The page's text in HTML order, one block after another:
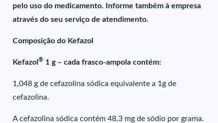
pelo uso do medicamento. Informe também à empresa
através do seu serviço de atendimento.
Composição do Kefazol
Kefazol® 1 g – cada frasco-ampola contém:
1,048 g de cefazolina sódica equivalente a 1g de
cefazolina.
A cefazolina sódica contém 48,3 mg de sódio por grama.